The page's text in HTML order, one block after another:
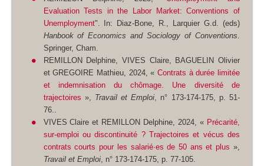
Evaluation Tests in the Labor Market: Conventions of
Unemployment". In: Diaz-Bone, R., Larquier G.d. (eds)
Hanbook of Economics and Sociology of Conventions
Springer, Cham.
REMILLON Delphine, VIVES Claire, BAGUELIN Olivier
et GREGOIRE Mathieu, 2024, « Contrats à durée limitée
et indemnisation du chômage. Une diversité de
trajectoires », Travail et Emploi , n° 173-174-175, p. 51-
76..
VIVES Claire et REMILLON Delphine, 2024, « Précarité,
sur-emploi ou discontinuité ? Trajectoires et vécus des
contrats courts pour les salarié·es de 50 ans et plus »,
Travail et Emploi, n° 173-174-175, p. 77-105.